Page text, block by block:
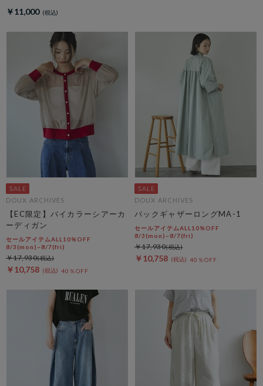
￥11,000
DOUX ARCHIVES
【EC限定】バイカラーシアーカ
ーディガン
セールアイテムALL10%OFF
8/3(mon)~8/7(fri)
￥10,758 40％OFF
￥17,930
DOUX ARCHIVES
バックギャザーロングMA-1
セールアイテムALL10%OFF
8/3(mon)~8/7(fri)
￥10,758 40％OFF
￥17,930